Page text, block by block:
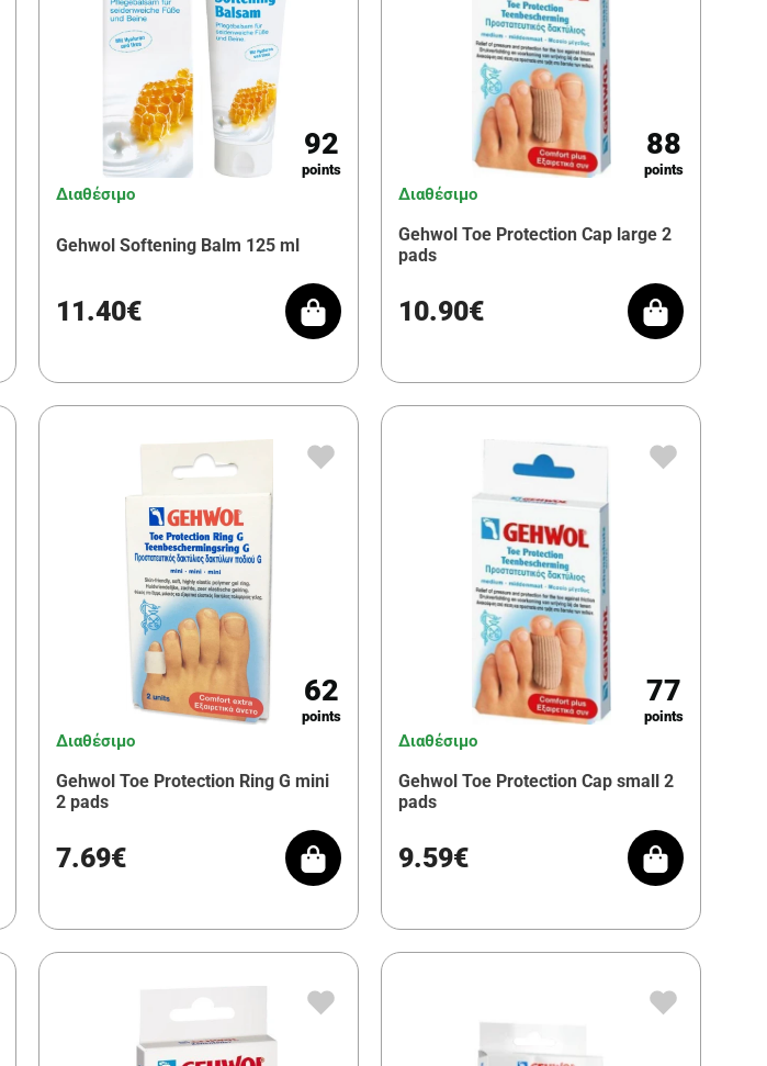
92
points
Διαθέσιμο
Gehwol Softening Balm 125 ml
11.40€
88
points
Διαθέσιμο
Gehwol Toe Protection Cap large 2
pads
10.90€
62
points
Διαθέσιμο
Gehwol Toe Protection Ring G mini
2 pads
7.69€
77
points
Διαθέσιμο
Gehwol Toe Protection Cap small 2
pads
9.59€